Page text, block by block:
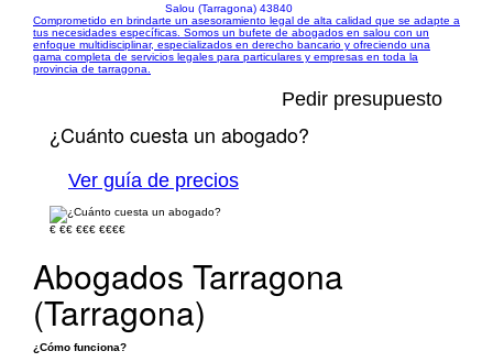
Salou (Tarragona) 43840
Comprometido en brindarte un asesoramiento legal de alta calidad que se adapte a
tus necesidades específicas. Somos un bufete de abogados en salou con un
enfoque multidisciplinar, especializados en derecho bancario y ofreciendo una
gama completa de servicios legales para particulares y empresas en toda la
provincia de tarragona.
Pedir presupuesto
¿Cuánto cuesta un abogado?
Ver guía de precios
€ €€ €€€ €€€€
Abogados Tarragona
(Tarragona)
¿Cómo funciona?